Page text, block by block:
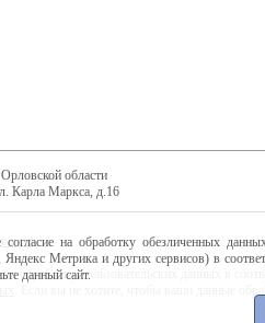
области
Карла Маркса, д.16
обработку пользовательских данных в
на обработку обезличенных
Метрика и других сервисов) в
данный сайт.